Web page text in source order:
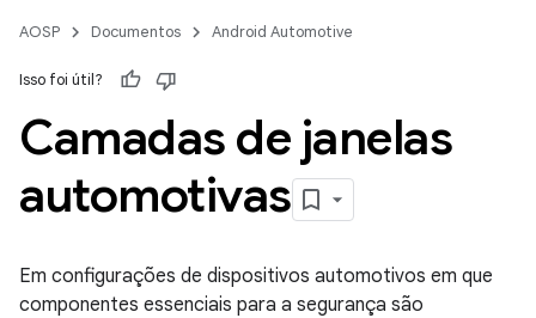
AOSP Documentos Android Automotive
Isso foi útil?
Camadas de janelas
automotivas
Em configurações de dispositivos automotivos em que
componentes essenciais para a segurança são